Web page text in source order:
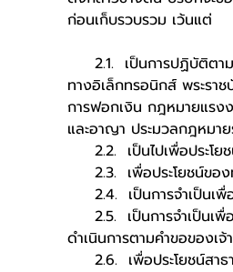
ก่อนเก็บรวบรวม เว้นแต่
2.1. เป็นการปฏิบัติตา
ทางอิเล็กทรอนิกส์ พระรา
การฟอกเงิน กฎหมายแรง
และอาญา ประมวลกฎหม
2.2. เป็นไปเพื่อประโย
2.3. เพื่อประโยชน์ของท่
2.4. เป็นการจำเป็นเพื่
2.5. เป็นการจำเป็นเพื่
ดำเนินการตามคำขอของ
2.6. เพื่อประโยชน์สาธ